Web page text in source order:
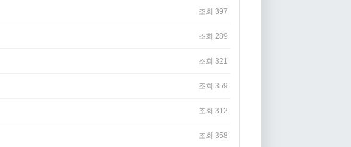
조회 397
조회 289
조회 321
조회 359
조회 312
조회 358